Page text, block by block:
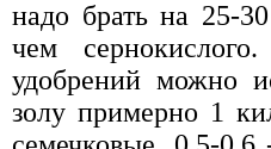
надо брать на 25-
чем
удобрений можно
золу примерно 1